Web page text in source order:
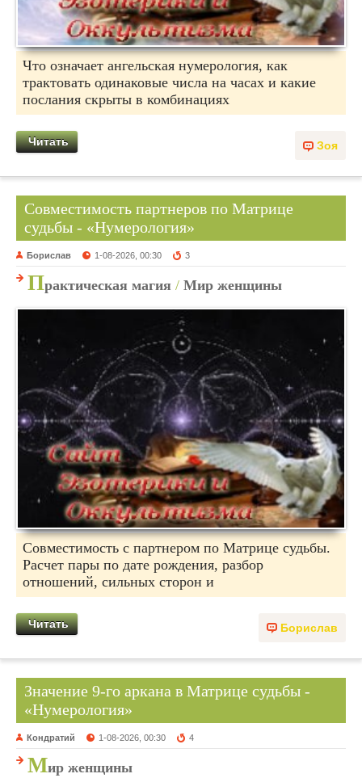
Что означает ангельская нумерология, как
трактовать одинаковые числа на часах и какие
послания скрыты в комбинациях
Зоя
Читать
Совместимость партнеров по Матрице
судьбы - «Нумерология»
Борислав 1-08-2026, 00:30 3
Практическая магия / Мир женщины
Совместимость с партнером по Матрице судьбы.
Расчет пары по дате рождения, разбор
отношений, сильных сторон и
Борислав
Читать
Значение 9-го аркана в Матрице судьбы -
«Нумерология»
Кондратий 1-08-2026, 00:30 4
Мир женщины